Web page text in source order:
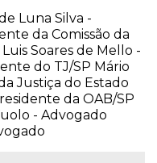
Luna Silva -
da Comissão da
Soares de Mello -
do TJ/SP Mário
Justiça do Estado
da OAB/SP
- Advogado